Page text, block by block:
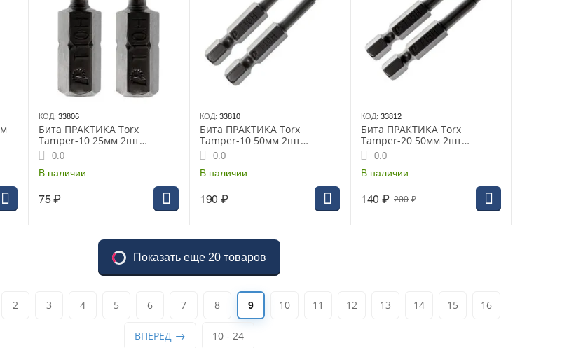
КОД: 33806
Бита ПРАКТИКА Torx
Tamper-10 25мм 2шт
блистер серия Профи
0.0
В наличии
75₽
КОД: 33810
Бита ПРАКТИКА Torx
Tamper-10 50мм 2шт
блистер серия Профи
0.0
В наличии
190 ₽
КОД: 33812
Бита ПРАКТИКА Torx
Tamper-20 50мм 2шт
блистер серия Профи
0.0
В наличии
200 ₽
140 ₽
Показать еще 20 товаров
2 3 4 5 6 7 8 9 10 11 12 13 14 15 16
ВПЕРЕД 10 - 24